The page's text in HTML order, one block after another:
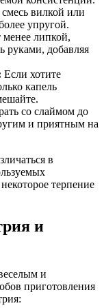
вилкой или
упругой.
менее липкой,
руками, добавляя
Если хотите
капель
со слаймом до
и приятным на
в
терпение
и
и
приготовления